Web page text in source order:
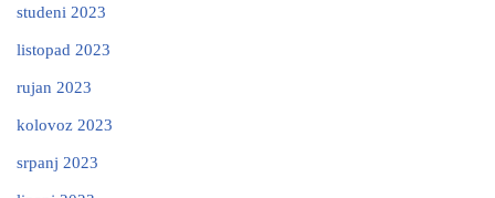
studeni 2023
listopad 2023
rujan 2023
kolovoz 2023
srpanj 2023